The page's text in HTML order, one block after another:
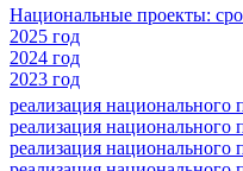
Национальные проекты:
2025 год
2024 год
2023 год
реализация национального
реализация национального
реализация национального